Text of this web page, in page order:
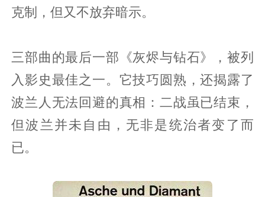
克制，但又不放弃暗示。
三部曲的最后一部《灰烬与钻石》，被列
入影史最佳之一。它技巧圆熟，还揭露了
波兰人无法回避的真相：二战虽已结束，
但波兰并未自由，无非是统治者变了而
已。